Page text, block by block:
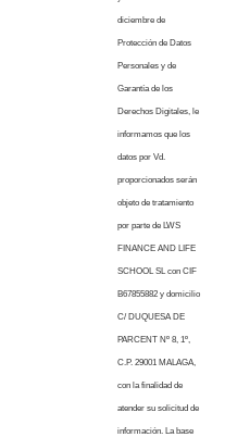
diciembre de
Protección de Datos
Personales y de
Garantía de los
Derechos Digitales, le
informamos que los
datos por Vd.
proporcionados serán
objeto de tratamiento
por parte de LWS
FINANCE AND LIFE
SCHOOL SL con CIF
B67855882 y domicilio
C/ DUQUESA DE
PARCENT Nº 8, 1º,
C.P. 29001 MALAGA,
con la finalidad de
atender su solicitud de
información. La base